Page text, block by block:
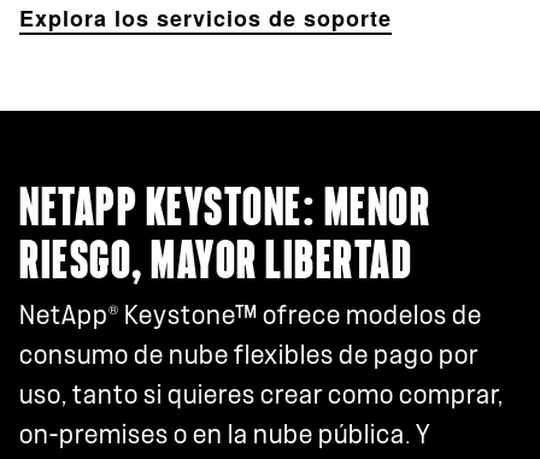
Explora los servicios de soporte
NETAPP KEYSTONE: MENOR
RIESGO, MAYOR LIBERTAD
NetApp® Keystone™ ofrece modelos de
consumo de nube flexibles de pago por
uso, tanto si quieres crear como comprar,
on-premises o en la nube pública. Y